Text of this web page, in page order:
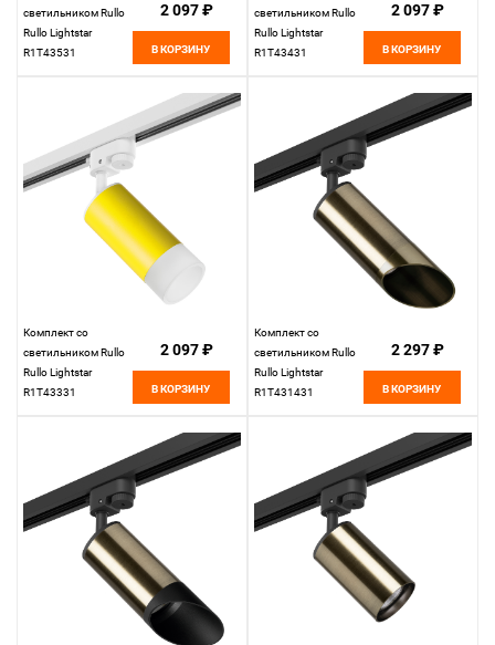
светильником Rullo
Rullo Lightstar
R1T43531
2 097 ₽
В КОРЗИНУ
светильником Rullo
Rullo Lightstar
R1T43431
2 097 ₽
В КОРЗИНУ
Комплект со
светильником Rullo
Rullo Lightstar
R1T43331
2 097 ₽
В КОРЗИНУ
Комплект со
светильником Rullo
Rullo Lightstar
R1T431431
2 297 ₽
В КОРЗИНУ